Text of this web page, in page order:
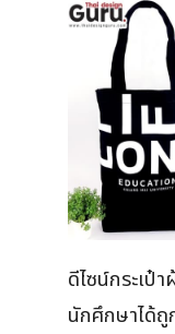
ดีไซน์กระเป๋
นักศึกษาได้ถู